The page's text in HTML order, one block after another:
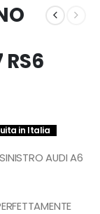
RS6
in Italia
AUDI A6